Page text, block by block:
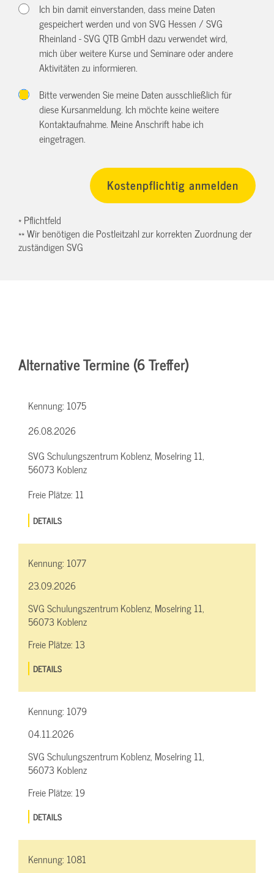
Ich bin damit einverstanden, dass meine Daten
gespeichert werden und von SVG Hessen / SVG
Rheinland - SVG QTB GmbH dazu verwendet wird,
mich über weitere Kurse und Seminare oder andere
Aktivitäten zu informieren.
Bitte verwenden Sie meine Daten ausschließlich für
diese Kursanmeldung. Ich möchte keine weitere
Kontaktaufnahme. Meine Anschrift habe ich
eingetragen.
* Pflichtfeld
** Wir benötigen die Postleitzahl zur korrekten Zuordnung der
zuständigen SVG
Alternative Termine (6 Treffer)
Kennung: 1075
26.08.2026
SVG Schulungszentrum Koblenz, Moselring 11,
56073 Koblenz
Freie Plätze: 11
DETAILS
Kennung: 1077
23.09.2026
SVG Schulungszentrum Koblenz, Moselring 11,
56073 Koblenz
Freie Plätze: 13
DETAILS
Kennung: 1079
04.11.2026
SVG Schulungszentrum Koblenz, Moselring 11,
56073 Koblenz
Freie Plätze: 19
DETAILS
Kennung: 1081